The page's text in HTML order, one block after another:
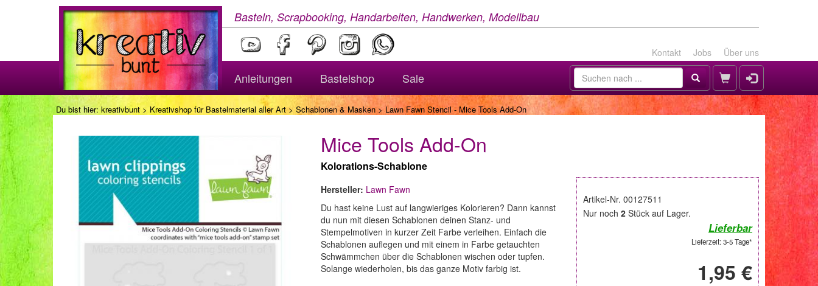
Basteln, Scrapbooking, Handarbeiten, Handwerken, Modellbau
Kontakt Jobs Über uns
Anleitungen Bastelshop Sale
Du bist hier: kreativbunt > Kreativshop für Bastelmaterial aller Art> Schablonen & Masken> Lawn Fawn Stencil - Mice Tools Add-On
Mice Tools Add-On
Kolorations-Schablone
Artikel-Nr. 00127511
Nur noch 2 Stück auf Lager.
Lieferbar
Lieferzeit: 3-5 Tage*
1,95 €
Hersteller: Lawn Fawn
Du hast keine Lust auf langwieriges Kolorieren? Dann kannst
du nun mit diesen Schablonen deinen Stanz- und
Stempelmotiven in kurzer Zeit Farbe verleihen. Einfach die
Schablonen auflegen und mit einem in Farbe getauchten
Schwämmchen über die Schablonen wischen oder tupfen.
Solange wiederholen, bis das ganze Motiv farbig ist.